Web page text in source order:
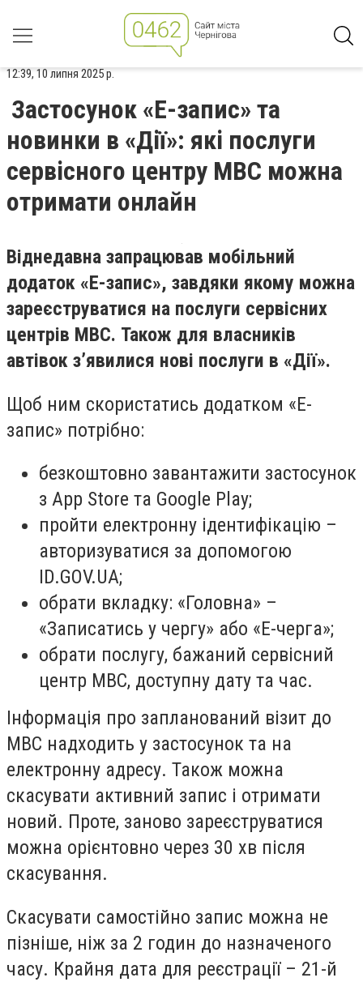
12:39, 10 липня 2025 р.
Застосунок «Е-запис» та
новинки в «Дії»: які послуги
сервісного центру МВС можна
отримати онлайн
Віднедавна запрацював мобільний
додаток «Е-запис», завдяки якому можна
зареєструватися на послуги сервісних
центрів МВС. Також для власників
автівок з’явилися нові послуги в «Дії».
Щоб ним скористатись додатком «Е-
запис» потрібно:
безкоштовно завантажити застосунок
з App Store та Google Play;
пройти електронну ідентифікацію –
авторизуватися за допомогою
ID.GOV.UA;
обрати вкладку: «Головна» –
«Записатись у чергу» або «Е-черга»;
обрати послугу, бажаний сервісний
центр МВС, доступну дату та час.
Інформація про запланований візит до
МВС надходить у застосунок та на
електронну адресу. Також можна
скасувати активний запис і отримати
новий. Проте, заново зареєструватися
можна орієнтовно через 30 хв після
скасування.
Скасувати самостійно запис можна не
пізніше, ніж за 2 годин до назначеного
часу. Крайня дата для реєстрації – 21-й